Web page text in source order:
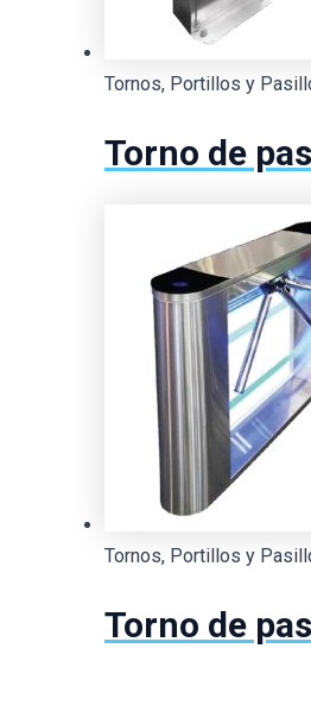
Tornos, Portillos y
Torno de
Tornos, Portillos y
Torno de